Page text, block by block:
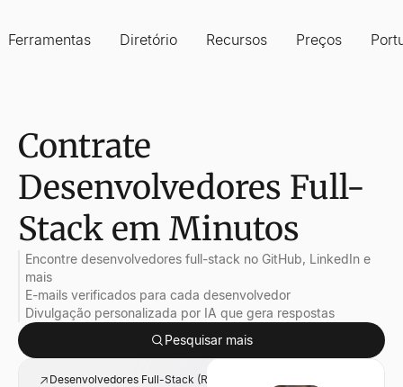
Ferramentas Diretório Recursos Preços
Contrate
Desenvolvedores Full-
Stack em Minutos
Encontre desenvolvedores full-stack no GitHub, LinkedIn e
mais
E-mails verificados para cada desenvolvedor
Divulgação personalizada por IA que gera respostas
Pesquisar mais
Desenvolvedores Full-Stack (React + Node), 5+ Anos